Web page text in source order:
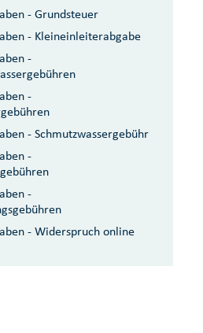
- Grundsteuer
- Kleineinleiterabgabe
-
-
- Schmutzwassergebühr
-
-
- Widerspruch online